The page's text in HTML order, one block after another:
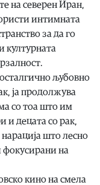
на северен Иран,
интимната
за да го
културната
љубовно
ја продолжува
со тоа што им
и децата со рак,
што лесно
фокусирани на
кино на смела